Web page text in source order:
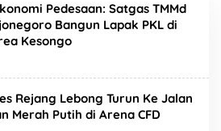
Pedesaan: Satgas TMMd
Bangun Lapak PKL di
Kesongo
Rejang Lebong Turun Ke Jalan
Merah Putih di Arena CFD